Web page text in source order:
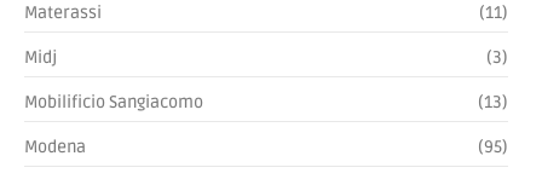
Materassi (11)
Midj (3)
Mobilificio Sangiacomo (13)
Modena (95)